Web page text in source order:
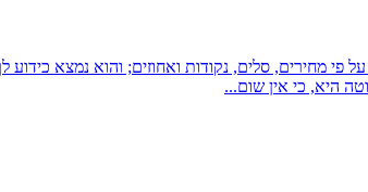
פי מחירים, סלים, נקודות ואחוזים; והוא נמצא
היא, כי אין שום...